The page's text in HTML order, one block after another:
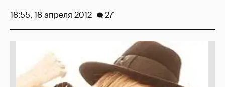
18:55, 18 апреля 2012 27